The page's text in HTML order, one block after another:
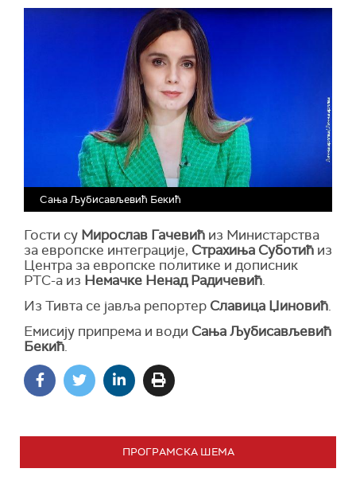
Сања Љубисављевић Бекић
Гости су Мирослав Гачевић из Министарства
за европске интеграције, Страхиња Суботић из
Центра за европске политике и дописник
РТС-а из Немачке Ненад Радичевић.
Из Тивта се јавља репортер Славица Џиновић.
Емисију припрема и води Сања Љубисављевић
Бекић.
ПРОГРАМСКА ШЕМА